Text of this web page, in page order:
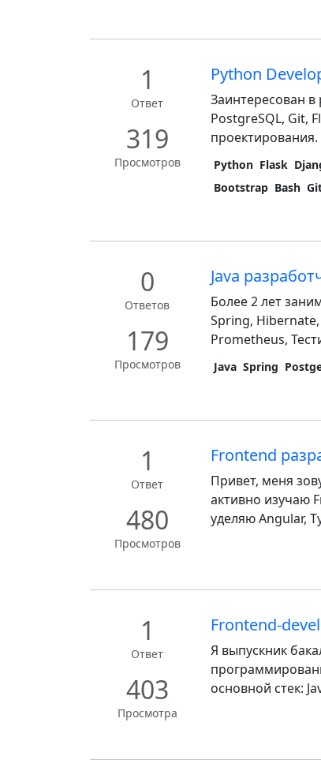
1
Ответ
319
Просмотров
Python
Заинтересован в
PostgreSQL, Git,
Python Flask
Bootstrap Bash
0
Ответов
179
Просмотров
Java
Более 2 лет
Spring,
Prometheus,
Java Spring
1
Ответ
480
Просмотров
Frontend
Привет, меня
активно изучаю
уделяю Angular,
1
Ответ
403
Просмотра
Frontend-
Я выпускник
основной стек: